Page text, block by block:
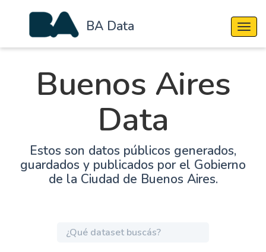
BA Data
Buenos Aires
Data
Estos son datos públicos generados,
guardados y publicados por el Gobierno
de la Ciudad de Buenos Aires.